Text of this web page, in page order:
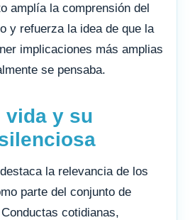
amplía la comprensión del
y refuerza la idea de que la
implicaciones más amplias
se pensaba.
vida y su
la relevancia de los
parte del conjunto de
cotidianas,